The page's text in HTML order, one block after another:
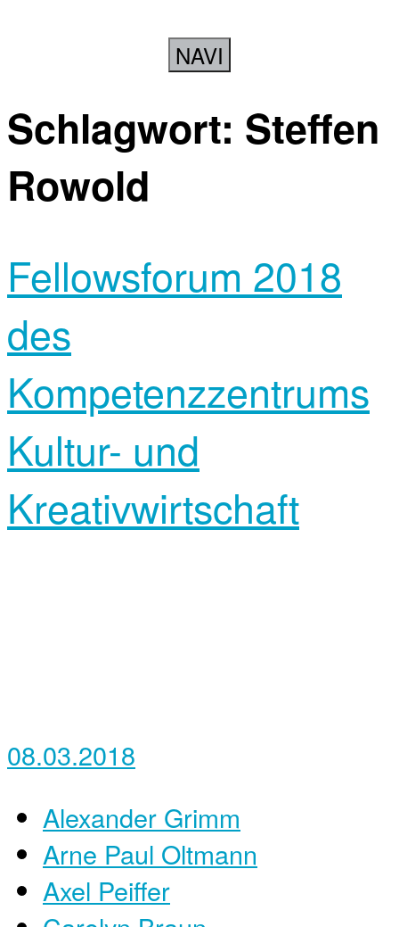
NAVI
Schlagwort: Steffen
Rowold
Fellowsforum 2018
des
Kompetenzzentrums
Kultur- und
Kreativwirtschaft
08.03.2018
Alexander Grimm
Arne Paul Oltmann
Axel Peiffer